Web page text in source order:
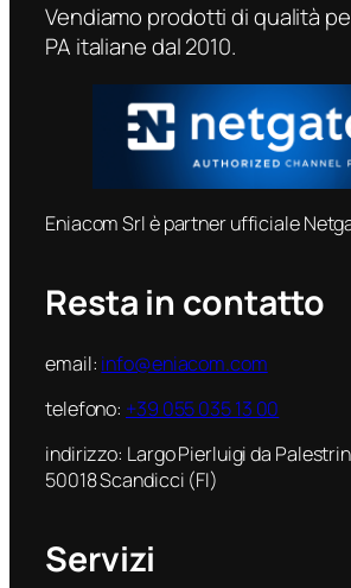
Vendiamo prodotti di qualità
PA italiane dal 2010.
Eniacom Srl è partner ufficiale
Resta in contatto
email: info@eniacom.com
telefono: +39 055 035 13 00
indirizzo: Largo Pierluigi da
50018 Scandicci (FI)
Servizi